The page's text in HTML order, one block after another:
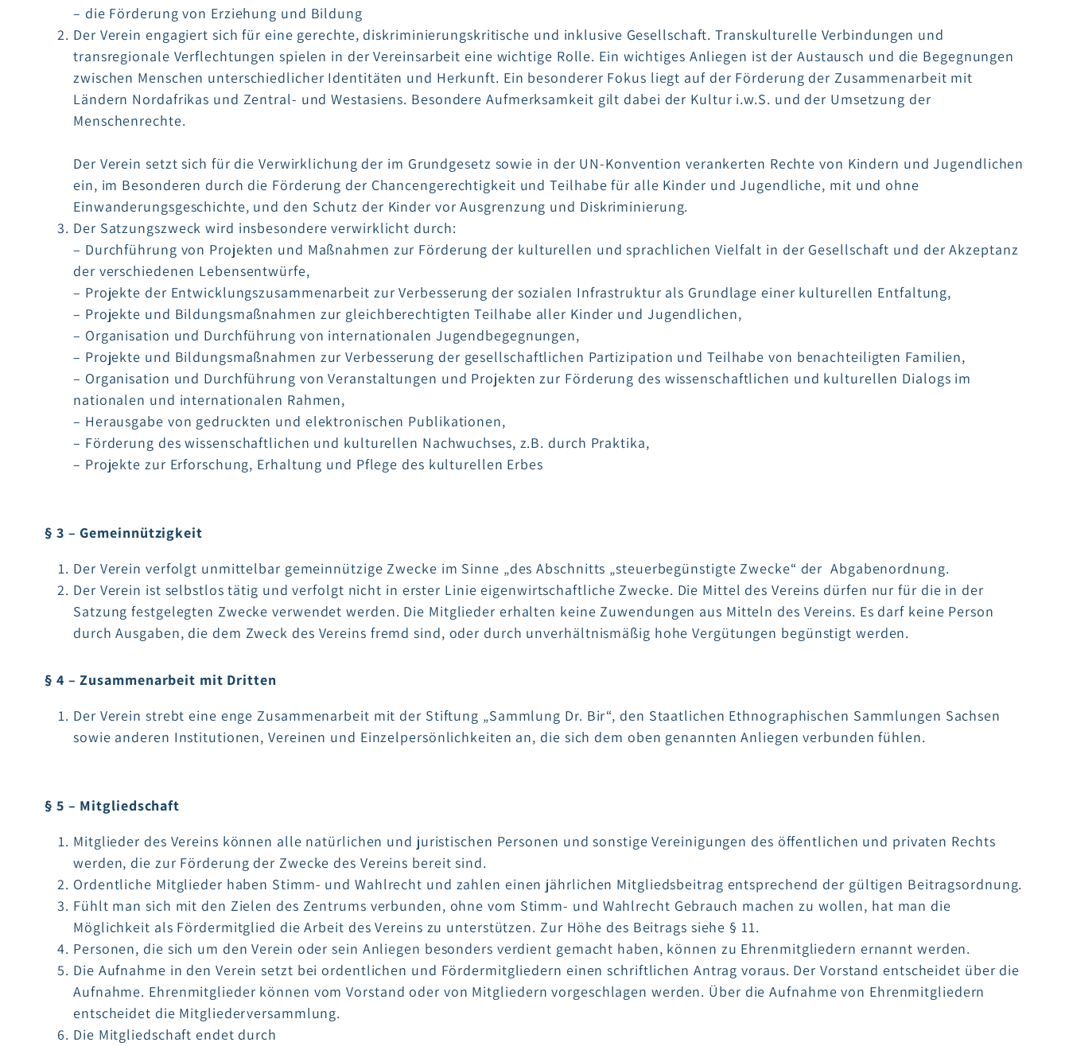
– die Förderung von Erziehung und Bildung
Der Verein engagiert sich für eine gerechte, diskriminierungskritische und inklusive Gesellschaft. Transkulturelle Verbindungen und
transregionale Verflechtungen spielen in der Vereinsarbeit eine wichtige Rolle. Ein wichtiges Anliegen ist der Austausch und die Begegnungen
zwischen Menschen unterschiedlicher Identitäten und Herkunft. Ein besonderer Fokus liegt auf der Förderung der Zusammenarbeit mit
Ländern Nordafrikas und Zentral- und Westasiens. Besondere Aufmerksamkeit gilt dabei der Kultur i.w.S. und der Umsetzung der
Menschenrechte.
Der Verein setzt sich für die Verwirklichung der im Grundgesetz sowie in der UN-Konvention verankerten Rechte von Kindern und Jugendlichen
ein, im Besonderen durch die Förderung der Chancengerechtigkeit und Teilhabe für alle Kinder und Jugendliche, mit und ohne
Einwanderungsgeschichte, und den Schutz der Kinder vor Ausgrenzung und Diskriminierung.
Der Satzungszweck wird insbesondere verwirklicht durch:
– Durchführung von Projekten und Maßnahmen zur Förderung der kulturellen und sprachlichen Vielfalt in der Gesellschaft und der Akzeptanz
der verschiedenen Lebensentwürfe,
– Projekte der Entwicklungszusammenarbeit zur Verbesserung der sozialen Infrastruktur als Grundlage einer kulturellen Entfaltung,
– Projekte und Bildungsmaßnahmen zur gleichberechtigten Teilhabe aller Kinder und Jugendlichen,
– Organisation und Durchführung von internationalen Jugendbegegnungen,
– Projekte und Bildungsmaßnahmen zur Verbesserung der gesellschaftlichen Partizipation und Teilhabe von benachteiligten Familien,
– Organisation und Durchführung von Veranstaltungen und Projekten zur Förderung des wissenschaftlichen und kulturellen Dialogs im
nationalen und internationalen Rahmen,
– Herausgabe von gedruckten und elektronischen Publikationen,
– Förderung des wissenschaftlichen und kulturellen Nachwuchses, z.B. durch Praktika,
– Projekte zur Erforschung, Erhaltung und Pflege des kulturellen Erbes
§ 3 – Gemeinnützigkeit
Der Verein verfolgt unmittelbar gemeinnützige Zwecke im Sinne „des Abschnitts „steuerbegünstigte Zwecke“ der Abgabenordnung.
Der Verein ist selbstlos tätig und verfolgt nicht in erster Linie eigenwirtschaftliche Zwecke. Die Mittel des Vereins dürfen nur für die in der
Satzung festgelegten Zwecke verwendet werden. Die Mitglieder erhalten keine Zuwendungen aus Mitteln des Vereins. Es darf keine Person
durch Ausgaben, die dem Zweck des Vereins fremd sind, oder durch unverhältnismäßig hohe Vergütungen begünstigt werden.
§ 4 – Zusammenarbeit mit Dritten
Der Verein strebt eine enge Zusammenarbeit mit der Stiftung „Sammlung Dr. Bir“, den Staatlichen Ethnographischen Sammlungen Sachsen
sowie anderen Institutionen, Vereinen und Einzelpersönlichkeiten an, die sich dem oben genannten Anliegen verbunden fühlen.
§ 5 – Mitgliedschaft
Mitglieder des Vereins können alle natürlichen und juristischen Personen und sonstige Vereinigungen des öffentlichen und privaten Rechts
werden, die zur Förderung der Zwecke des Vereins bereit sind.
Ordentliche Mitglieder haben Stimm- und Wahlrecht und zahlen einen jährlichen Mitgliedsbeitrag entsprechend der gültigen Beitragsordnung.
Fühlt man sich mit den Zielen des Zentrums verbunden, ohne vom Stimm- und Wahlrecht Gebrauch machen zu wollen, hat man die
Möglichkeit als Fördermitglied die Arbeit des Vereins zu unterstützen. Zur Höhe des Beitrags siehe § 11.
Personen, die sich um den Verein oder sein Anliegen besonders verdient gemacht haben, können zu Ehrenmitgliedern ernannt werden.
Die Aufnahme in den Verein setzt bei ordentlichen und Fördermitgliedern einen schriftlichen Antrag voraus. Der Vorstand entscheidet über die
Aufnahme. Ehrenmitglieder können vom Vorstand oder von Mitgliedern vorgeschlagen werden. Über die Aufnahme von Ehrenmitgliedern
entscheidet die Mitgliederversammlung.
Die Mitgliedschaft endet durch